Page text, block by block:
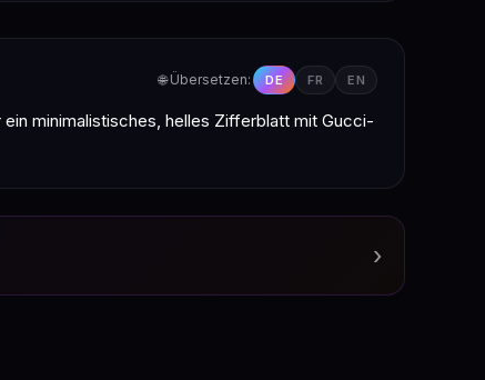
🌐 Übersetzen: DE FR EN
minimalistisches, helles Zifferblatt mit Gucci-
›